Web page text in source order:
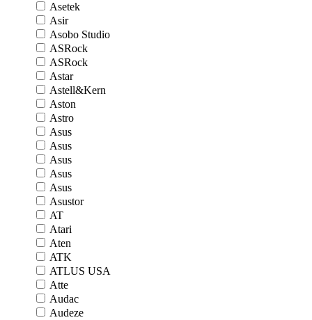
Asetek
Asir
Asobo Studio
ASRock
ASRock
Astar
Astell&Kern
Aston
Astro
Asus
Asus
Asus
Asus
Asus
Asustor
AT
Atari
Aten
ATK
ATLUS USA
Atte
Audac
Audeze